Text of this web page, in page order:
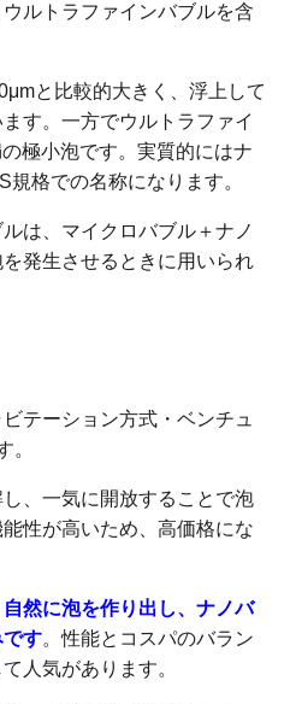
ルトラファインバブルを含
と比較的大きく、浮上して
す。一方でウルトラファイ
極小泡です。実質的にはナ
規格での名称になります。
は、マイクロバブル＋ナノ
発生させるときに用いられ
テーション方式・ベンチュ
。
、一気に開放することで泡
性が高いため、高価格にな
然に泡を作り出し、ナノバ
す。性能とコスパのバラン
人気があります。